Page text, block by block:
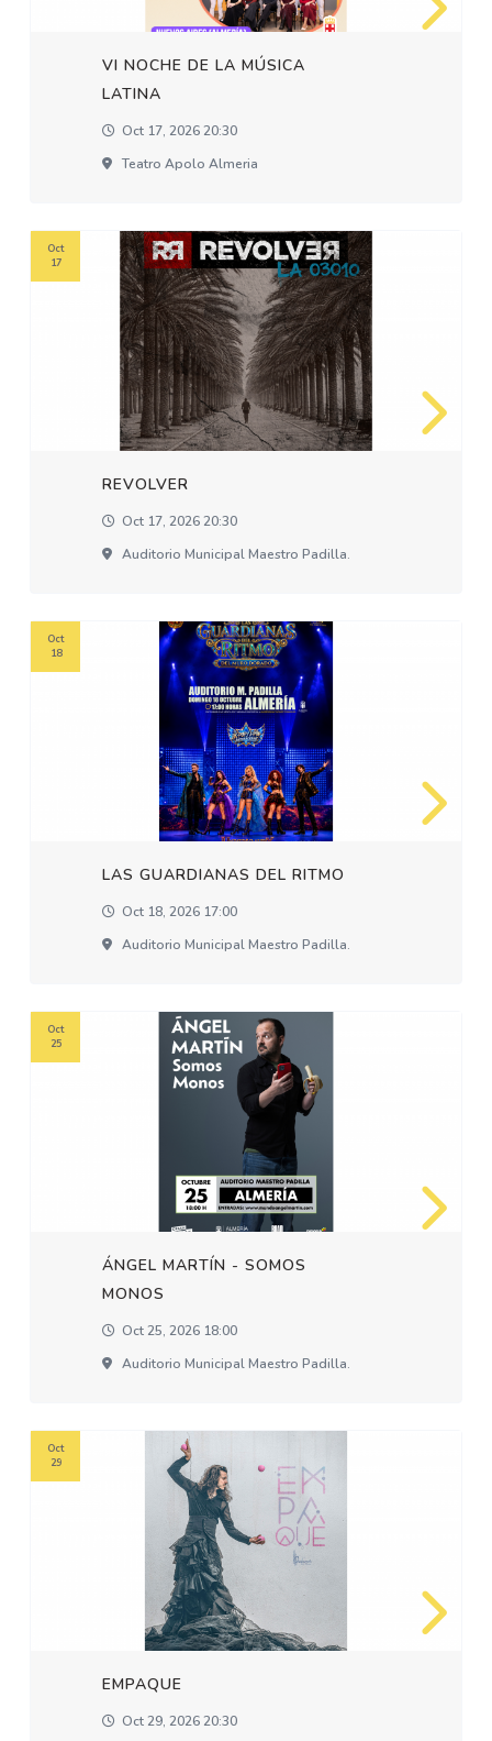
VI NOCHE DE LA MÚSICA
LATINA
Oct 17, 2026 20:30
Teatro Apolo Almeria
REVOLVER
Oct 17, 2026 20:30
Auditorio Municipal Maestro Padilla.
Oct
17
LAS GUARDIANAS DEL RITMO
Oct 18, 2026 17:00
Auditorio Municipal Maestro Padilla.
Oct
18
ÁNGEL MARTÍN - SOMOS
MONOS
Oct 25, 2026 18:00
Auditorio Municipal Maestro Padilla.
Oct
25
EMPAQUE
Oct 29, 2026 20:30
Oct
29